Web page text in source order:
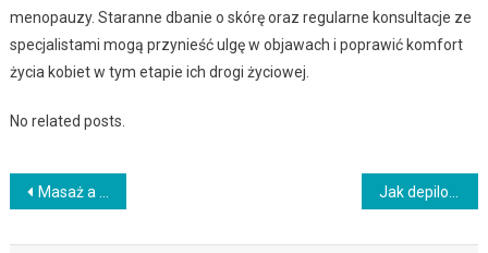
menopauzy. Staranne dbanie o skórę oraz regularne konsultacje ze
specjalistami mogą przynieść ulgę w objawach i poprawić komfort
życia kobiet w tym etapie ich drogi życiowej.
No related posts.
Nawigacja
wpisu
Masaż a kondycja skóry: Jak poprawić jej wygląd i elastyczność?